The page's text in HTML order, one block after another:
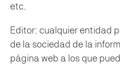
etc.
Editor: cualquier entidad
de la sociedad de la
página web a los que